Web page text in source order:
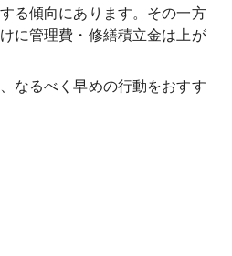
る傾向にあります。その一方
に管理費・修繕積立金は上が
なるべく早めの行動をおすす